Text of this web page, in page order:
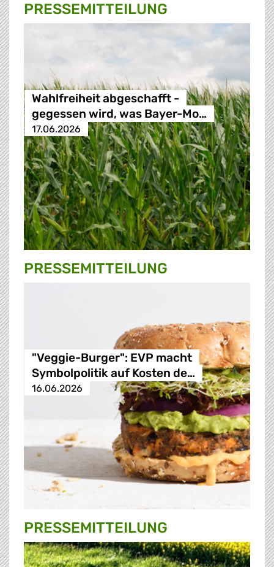
PRESSE­MITTEILUNG
Wahlfreiheit abgeschafft -
gegessen wird, was Bayer-Mo…
17.06.2026
PRESSE­MITTEILUNG
"Veggie-Burger": EVP macht
Symbolpolitik auf Kosten de…
16.06.2026
PRESSE­MITTEILUNG